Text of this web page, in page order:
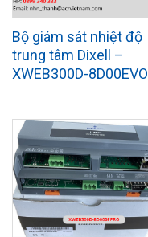
Bộ giám sát nhiệt độ
trung tâm Dixell –
XWEB300D-8D00EVO